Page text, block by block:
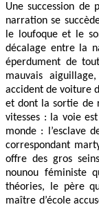
Une succession de
narration se
le loufoque et le
décalage entre la
éperdument de
mauvais
accident de voiture
et dont la sortie de
vitesses : la voie
monde : l’esclave
correspondant
offre des gros
nounou féministe
théories, le père
maître d’école